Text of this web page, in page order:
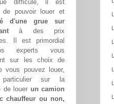
difficule, il est
de pouvoir louer et
d'une grue sur
à des prix
Il est primordial
experts vous
sur les choix de
vous pouvez louer,
sur la
de louer un camion
chauffeur ou non,